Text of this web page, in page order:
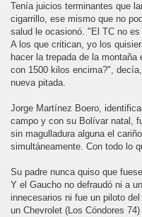
Tenía juicios terminantes que
cigarrillo, ese mismo que no
salud le ocasionó. "El TC no
A los que critican, yo los
hacer la trepada de la
con 1500 kilos encima?",
nueva pitada.
Jorge Martínez Boero,
campo y con su Bolívar natal,
sin magulladura alguna el
simultáneamente. Con todo lo
Su padre nunca quiso que
Y el Gaucho no defraudó ni a
innecesarios ni fue un piloto
un Chevrolet (Los Cóndores
LA REPÚBLICA